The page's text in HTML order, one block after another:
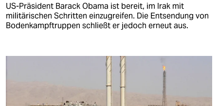
US-Präsident Barack Obama ist bereit, im Irak mit
militärischen Schritten einzugreifen. Die Entsendung von
Bodenkampftruppen schließt er jedoch erneut aus.